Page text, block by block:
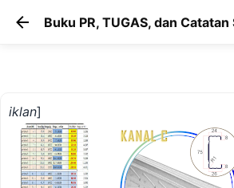
Langsung ke konten
Buku PR, TUGAS, dan Catatan
iklan]